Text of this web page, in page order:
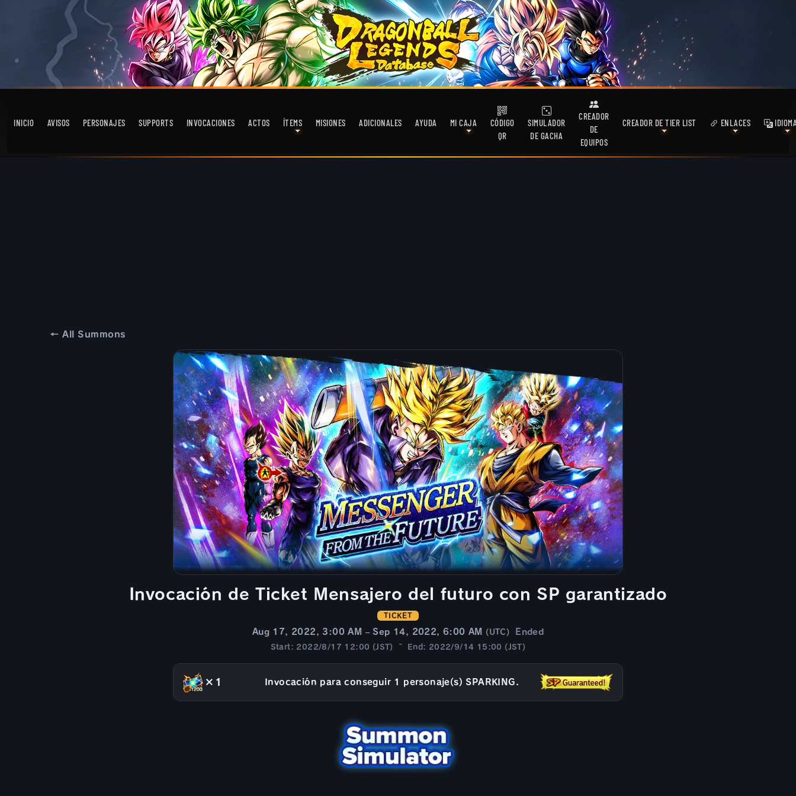
INICIO AVISOS PERSONAJES SUPPORTS INVOCACIONES ACTOS ÍTEMS MISIONES ADICIONALES AYUDA MI CAJA
CÓDIGO
QR
SIMULADOR
DE GACHA
CREADOR
DE
EQUIPOS
CREADOR DE TIER LIST ENLACES
← All Summons
Invocación de Ticket Mensajero del futuro con SP garantizado
TICKET
Aug 17, 2022, 3:00 AM – Sep 14, 2022, 6:00 AM (UTC) Ended
Start: 2022/8/17 12:00 (JST) ~ End: 2022/9/14 15:00 (JST)
×1 Invocación para conseguir 1 personaje(s) SPARKING.